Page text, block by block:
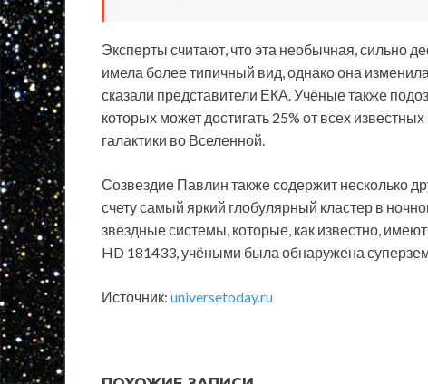
Эксперты считают, что эта необычная, сильно
имела более типичный вид, однако она
сказали представители ЕКА. Учёные также
которых может достигать 25% от всех
галактики во Вселенной.
Созвездие Павлин также содержит несколько
счету самый яркий глобулярный кластер в
звёздные системы, которые, как известно,
HD 181433, учёными была обнаружена
Источник: universetoday.ru